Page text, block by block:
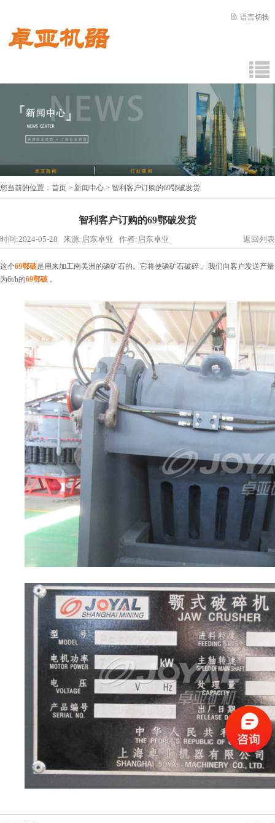
语言切换
您当前的位置： 首页 > 新闻中心 > 智利客户订购的69鄂破发货
智利客户订购的69鄂破发货
时间:2024-05-28 来源:启东卓亚 作者:启东卓亚 返回列表
这个69鄂破是用来加工南美洲的磷矿石的。它将使磷矿石破碎 。我们向客户发送产量
为6t/h的69鄂破 。